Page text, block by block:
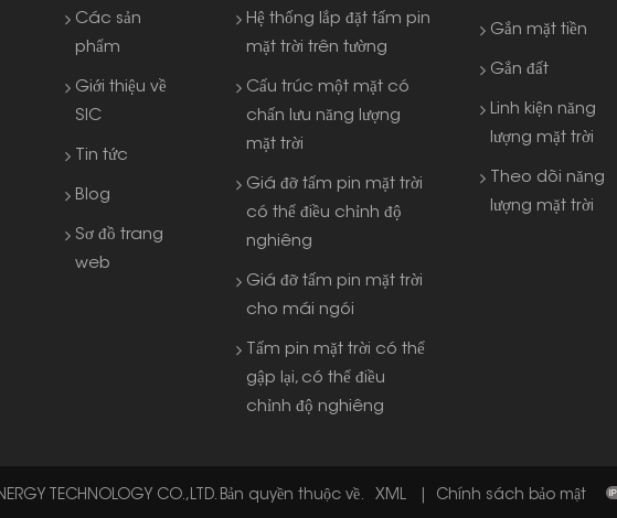
Các sản
phẩm
Giới thiệu về
SIC
Tin tức
Blog
Sơ đồ trang
web
Hệ thống lắp đặt tấm pin
mặt trời trên tường
Cấu trúc một mặt có
chấn lưu năng lượng
mặt trời
Giá đỡ tấm pin mặt trời
có thể điều chỉnh độ
nghiêng
Giá đỡ tấm pin mặt trời
cho mái ngói
Tấm pin mặt trời có thể
gập lại, có thể điều
chỉnh độ nghiêng
Gắn mặt tiền
Gắn đất
Linh kiện năng
lượng mặt trời
Theo dõi năng
lượng mặt trời
TECHNOLOGY CO.,LTD. Bản quyền thuộc về. XML Chính sách bảo mật